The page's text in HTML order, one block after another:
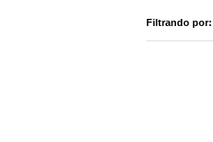
Filtrando por: